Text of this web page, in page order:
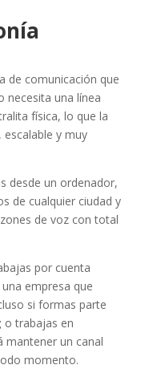
de comunicación que
necesita una línea
física, lo que la
y muy
desde un ordenador,
de cualquier ciudad y
de voz con total
por cuenta
empresa que
si formas parte
o trabajas en
mantener un canal
momento.